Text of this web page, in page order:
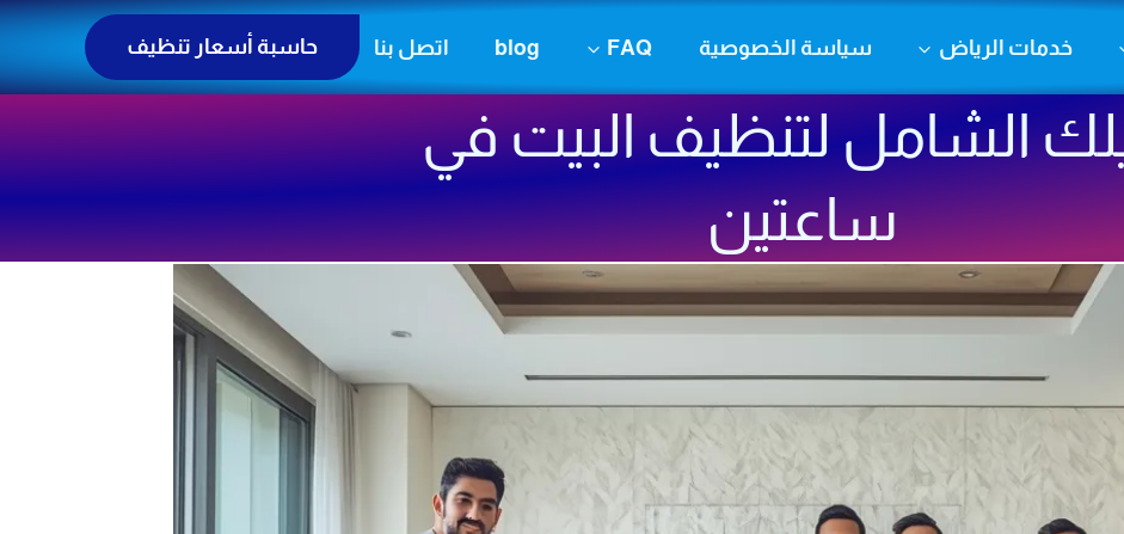
خدمات الرياض سياسة الخصوصية FAQ
blog اتصل بنا حاسبة أسعار تنظيف
الشامل لتنظيف البيت في
ساعتين